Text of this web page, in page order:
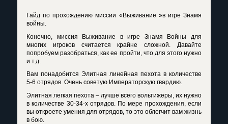
Гайд по прохождению миссии «Выживание »в игре Знамя
войны.
Конечно, миссия Выживание в игре Знамя Войны для
многих игроков считается крайне сложной. Давайте
попробуем разобраться, как ее пройти, что для этого нужно
и т.д.
Вам понадобится Элитная линейная пехота в количестве
5-6 отрядов. Очень советую Императорскую гвардию.
Элитная легкая пехота – лучше всего вольтижеры, их нужно
в количестве 30-34-х отрядов. По мере прохождения, если
вы откроете умения для отрядов, то это облегчит вам жизнь
в бою.